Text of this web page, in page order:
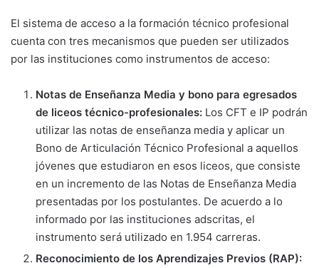
El sistema de acceso a la formación técnico profesional
cuenta con tres mecanismos que pueden ser utilizados
por las instituciones como instrumentos de acceso:
Notas de Enseñanza Media y bono para egresados
de liceos técnico-profesionales: Los CFT e IP podrán
utilizar las notas de enseñanza media y aplicar un
Bono de Articulación Técnico Profesional a aquellos
jóvenes que estudiaron en esos liceos, que consiste
en un incremento de las Notas de Enseñanza Media
presentadas por los postulantes. De acuerdo a lo
informado por las instituciones adscritas, el
instrumento será utilizado en 1.954 carreras.
Reconocimiento de los Aprendizajes Previos (RAP):